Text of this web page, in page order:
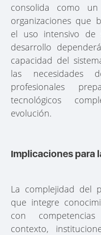
consolida como
organizaciones que
el uso intensivo de
desarrollo
capacidad del
las necesidades
profesionales
tecnológicos
evolución.
Implicaciones para
La complejidad del
que integre
con
contexto,